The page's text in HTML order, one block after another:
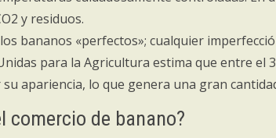
y residuos.
bananos «perfectos»; cualquier
para la Agricultura estima que entre el
apariencia, lo que genera una gran
comercio de banano?